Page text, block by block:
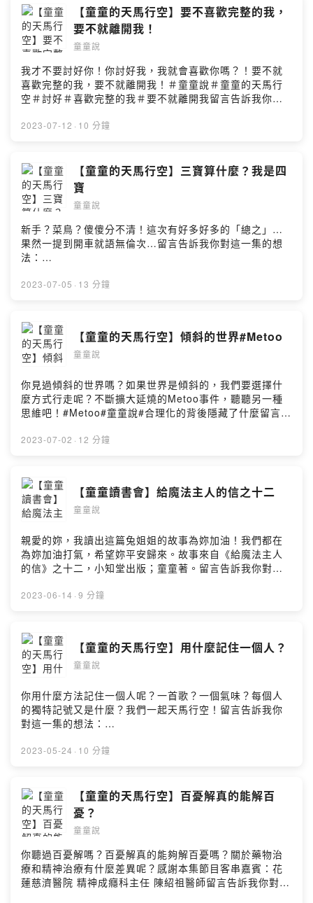
Source：Departure by Ghostrifter OfficialMusic
Promoted by：https://www.youtube.com/watch?
v=RSh3i_OtKYQ&t=0sAudio Source：샛별 - Cozy
PlaceMusic Promoted by：
https://youtu.be/MTiw8xl8NSUAudio Source：샛별 -
일요일 오후Music Promoted by：
https://youtu.be/lYoGwFrL5LIAudio Source：
KittyMusic Promoted by：
https://youtu.be/1Ay26gOdrl0Audio Source： Angel’s
Dream - Aakash GandhiMusic Promoted by：
Hosting
FBhttps://m.facebook.com/kiritalk●追蹤
IGhttps://www.instagram.com/kiri_5714/●聯絡信箱
kiri5714@gmail.com●購書平台《給魔法主人的信》電子
書https://play.google.com/store/books/details?
id=Xs02DwAAQBAJ《勇敢，來自疼痛》
https://www.books.com.tw/products/0010674374?
sloc=main●故事背景音樂Audio Source：Roa-
LightsMusic Promoted by：
https://soundcloud.com/roa_music1031Audio
v=RSh3i_OtKYQ&t=0sAudio Source：샛별 - Cozy
PlaceMusic Promoted by：
https://youtu.be/MTiw8xl8NSUAudio Source：샛별 -
일요일 오후Music Promoted by：
KittyMusic Promoted by：
https://youtu.be/1Ay26gOdrl0Audio Source： Angel’s
Dream - Aakash GandhiMusic Promoted by：
Hosting
【童童的天馬行空】要不喜歡完整的我，
要不就離開我！
童童說
我才不要討好你！你討好我，我就會喜歡你嗎？！要不就
喜歡完整的我，要不就離開我！＃童童說＃童童的天馬行
空＃討好＃喜歡完整的我＃要不就離開我留言告訴我你對
https://open.firstory.me/user/ckz0mwwp8dljp0814cxz
IGhttps://www.instagram.com/kiri_5714/●聯絡信箱
kiri5714@gmail.com●購書平台《給魔法主人的信》電子
書https://play.google.com/store/books/details?
id=Xs02DwAAQBAJ《勇敢，來自疼痛》
https://www.books.com.tw/products/0010674374?
sloc=main●故事背景音樂Audio Source：Roa-
LightsMusic Promoted by：
https://soundcloud.com/roa_music1031Audio
Source：Departure by Ghostrifter OfficialMusic
PlaceMusic Promoted by：
https://youtu.be/MTiw8xl8NSUAudio Source：샛별 -
일요일 오후Music Promoted by：
https://youtu.be/lYoGwFrL5LIAudio Source：
KittyMusic Promoted by：
https://youtu.be/1Ay26gOdrl0Audio Source： Angel’s
Dream - Aakash GandhiMusic Promoted by：
https://bgmfree.page.link/BGMPowered by Firstory
Hosting
2023-07-12 · 10 分鐘
【童童的天馬行空】三寶算什麼？我是四
寶
童童說
新手？菜鳥？傻傻分不清！這次有好多好多的「總之」…
果然一提到開車就語無倫次…留言告訴我你對這一集的想
法：
u6sth/comments●追蹤
kiri5714@gmail.com●購書平台《給魔法主人的信》電子
書https://play.google.com/store/books/details?
id=Xs02DwAAQBAJ《勇敢，來自疼痛》
sloc=main●故事背景音樂Audio Source：Roa-
LightsMusic Promoted by：
https://soundcloud.com/roa_music1031Audio
Promoted by：https://www.youtube.com/watch?
https://youtu.be/MTiw8xl8NSUAudio Source：샛별 -
일요일 오후Music Promoted by：
https://youtu.be/lYoGwFrL5LIAudio Source：
https://youtu.be/1Ay26gOdrl0Audio Source： Angel’s
Dream - Aakash GandhiMusic Promoted by：
https://bgmfree.page.link/BGMPowered by Firstory
2023-07-05 · 13 分鐘
【童童的天馬行空】傾斜的世界#Metoo
童童說
你見過傾斜的世界嗎？如果世界是傾斜的，我們要選擇什
麼方式行走呢？不斷擴大延燒的Metoo事件，聽聽另一種
思維吧！#Metoo#童童說#合理化的背後隱藏了什麼留言告
https://open.firstory.me/user/ckz0mwwp8dljp0814cxz
IGhttps://www.instagram.com/kiri_5714/●聯絡信箱
kiri5714@gmail.com●購書平台《給魔法主人的信》電子
書https://play.google.com/store/books/details?
https://www.books.com.tw/products/0010674374?
sloc=main●故事背景音樂Audio Source：Roa-
LightsMusic Promoted by：
Source：Departure by Ghostrifter OfficialMusic
PlaceMusic Promoted by：
https://youtu.be/MTiw8xl8NSUAudio Source：샛별 -
일요일 오후Music Promoted by：
KittyMusic Promoted by：
https://youtu.be/1Ay26gOdrl0Audio Source： Angel’s
Dream - Aakash GandhiMusic Promoted by：
Hosting
2023-07-02 · 12 分鐘
【童童讀書會】給魔法主人的信之十二
童童說
親愛的妳，我讀出這篇兔姐姐的故事為妳加油！我們都在
為妳加油打氣，希望妳平安歸來。故事來自《給魔法主人
的信》之十二，小知堂出版；童童著。留言告訴我你對這
https://open.firstory.me/user/ckz0mwwp8dljp0814cxz
IGhttps://www.instagram.com/kiri_5714/●聯絡信箱
kiri5714@gmail.com●購書平台《給魔法主人的信》電子
書https://play.google.com/store/books/details?
https://www.books.com.tw/products/0010674374?
sloc=main●故事背景音樂Audio Source：Roa-
LightsMusic Promoted by：
Source：Departure by Ghostrifter OfficialMusic
PlaceMusic Promoted by：
https://youtu.be/MTiw8xl8NSUAudio Source：샛별 -
일요일 오후Music Promoted by：
https://youtu.be/lYoGwFrL5LIAudio Source：
KittyMusic Promoted by：
https://youtu.be/1Ay26gOdrl0Audio Source： Angel’s
Dream - Aakash GandhiMusic Promoted by：
https://bgmfree.page.link/BGMPowered by Firstory
2023-06-14 · 9 分鐘
【童童的天馬行空】用什麼記住一個人？
童童說
你用什麼方法記住一個人呢？一首歌？一個氣味？每個人
的獨特記號又是什麼？我們一起天馬行空！留言告訴我你
對這一集的想法：
u6sth/comments●追蹤
kiri5714@gmail.com●購書平台《給魔法主人的信》電子
書https://play.google.com/store/books/details?
id=Xs02DwAAQBAJ《勇敢，來自疼痛》
https://www.books.com.tw/products/0010674374?
sloc=main●故事背景音樂Audio Source：Roa-
LightsMusic Promoted by：
https://soundcloud.com/roa_music1031Audio
Source：Departure by Ghostrifter OfficialMusic
2023-05-24 · 10 分鐘
【童童的天馬行空】百憂解真的能解百
憂？
童童說
你聽過百憂解嗎？百憂解真的能夠解百憂嗎？關於藥物治
療和精神治療有什麼差異呢？感謝本集節目客串嘉賓：花
蓮慈濟醫院 精神成癮科主任 陳紹祖醫師留言告訴我你對這